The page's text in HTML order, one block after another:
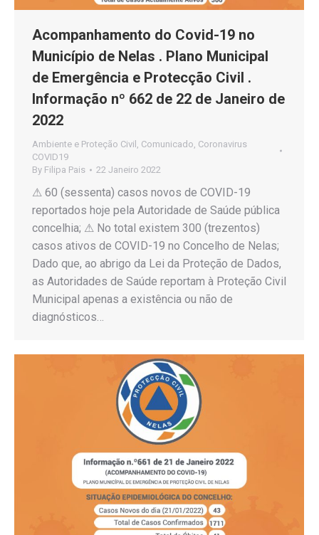
Acompanhamento do Covid-19 no
Município de Nelas . Plano Municipal
de Emergência e Protecção Civil .
Informação nº 662 de 22 de Janeiro de
2022
Ambiente e Proteção Civil Comunicado Coronavirus
COVID19
By Filipa Pais 22 Janeiro 2022
⚠ 60 (sessenta) casos novos de COVID-19
reportados hoje pela Autoridade de Saúde pública
concelhia; ⚠ No total existem 300 (trezentos)
casos ativos de COVID-19 no Concelho de Nelas;
Dado que, ao abrigo da Lei da Proteção de Dados,
as Autoridades de Saúde reportam à Proteção Civil
Municipal apenas a existência ou não de
diagnósticos…